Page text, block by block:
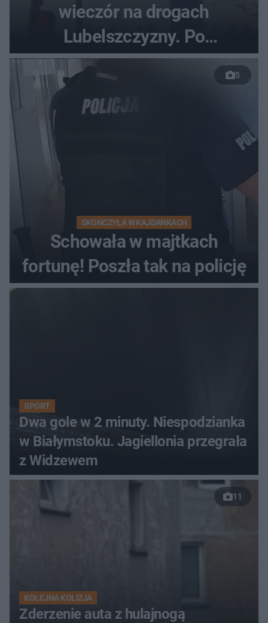
wieczór na drogach
Lubelszczyzny. Po
nieudanym manewrze
wyprzedzania zginął
kierowca auta
5
SKOŃCZYŁA W KAJDANKACH
Schowała w majtkach
fortunę! Poszła tak na policję
SPORT
Dwa gole w 2 minuty. Niespodzianka
w Białymstoku. Jagiellonia przegrała
z Widzewem
11
KOLEJNA KOLIZJA
Zderzenie auta z hulajnogą